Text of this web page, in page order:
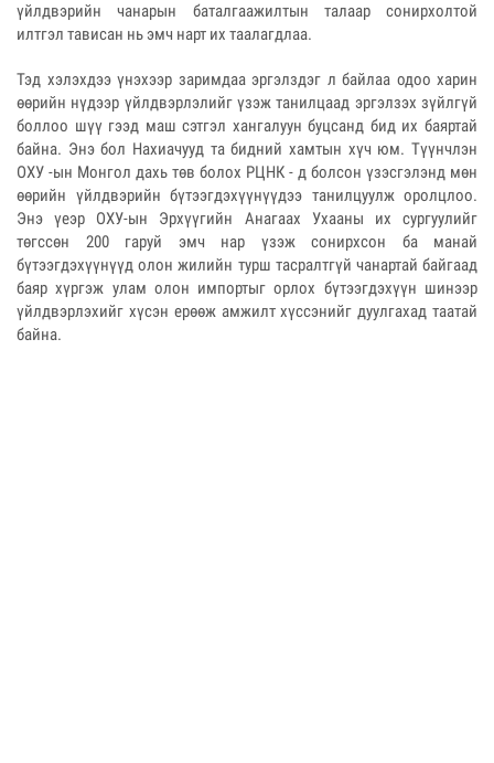
үйлдвэрийн чанарын баталгаажилтын талаар сонирхолтой
илтгэл тависан нь эмч нарт их таалагдлаа.
Тэд хэлэхдээ үнэхээр заримдаа эргэлздэг л байлаа одоо харин
өөрийн нүдээр үйлдвэрлэлийг үзэж танилцаад эргэлзэх зүйлгүй
боллоо шүү гээд маш сэтгэл хангалуун буцсанд бид их баяртай
байна. Энэ бол Нахиачууд та бидний хамтын хүч юм. Түүнчлэн
ОХУ -ын Монгол дахь төв болох РЦНК - д болсон үзэсгэлэнд мөн
өөрийн үйлдвэрийн бүтээгдэхүүнүүдээ танилцуулж оролцлоо.
Энэ үеэр ОХУ-ын Эрхүүгийн Анагаах Ухааны их сургуулийг
төгссөн 200 гаруй эмч нар үзэж сонирхсон ба манай
бүтээгдэхүүнүүд олон жилийн турш тасралтгүй чанартай байгаад
баяр хүргэж улам олон импортыг орлох бүтээгдэхүүн шинээр
үйлдвэрлэхийг хүсэн ерөөж амжилт хүссэнийг дуулгахад таатай
байна.